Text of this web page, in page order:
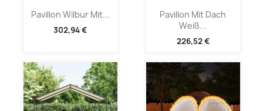
Pavillon Wilbur Mit...
302,94 €
Pavillon Mit Dach
Weiß...
226,52 €